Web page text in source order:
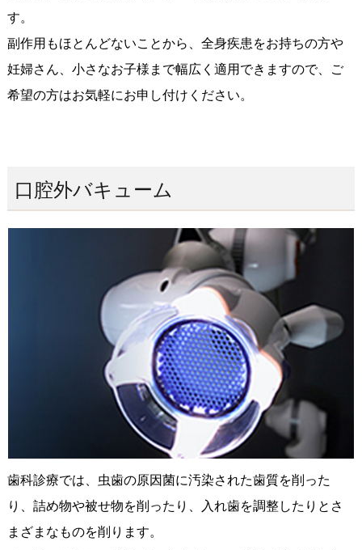
す。
副作用もほとんどないことから、全身疾患をお持ちの方や
妊婦さん、小さなお子様まで幅広く適用できますので、ご
希望の方はお気軽にお申し付けください。
口腔外バキューム
歯科診療では、虫歯の原因菌に汚染された歯質を削った
り、詰め物や被せ物を削ったり、入れ歯を調整したりとさ
まざまなものを削ります。